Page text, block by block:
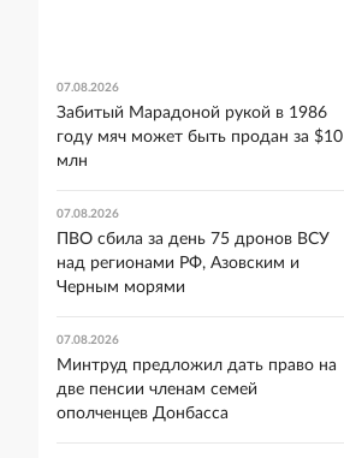
07.08.2026
Забитый Марадоной рукой в 1986
году мяч может быть продан за $10
млн
07.08.2026
ПВО сбила за день 75 дронов ВСУ
над регионами РФ, Азовским и
Черным морями
07.08.2026
Минтруд предложил дать право на
две пенсии членам семей
ополченцев Донбасса